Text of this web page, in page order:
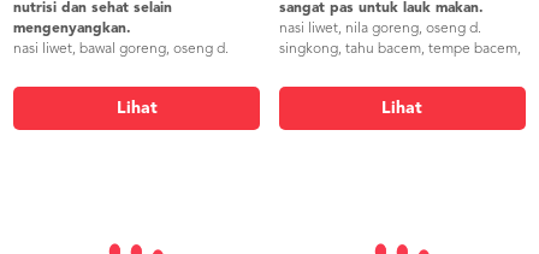
nutrisi dan sehat selain
mengenyangkan.
nasi liwet, bawal goreng, oseng d.
bakwan jagung, lalapan, sambel,
Lihat
sangat pas untuk lauk makan.
nasi liwet, nila goreng, oseng d.
singkong, tahu bacem, tempe bacem,
kerupuk gendar
Lihat